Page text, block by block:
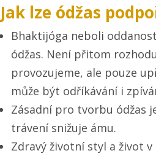
Jak lze ódžas
Bhaktijóga neboli
ódžas. Není přitom
provozujeme, ale pouze
může být odříkávání i
Zásadní pro tvorbu ódžas
trávení snižuje ámu.
Zdravý životní styl a život